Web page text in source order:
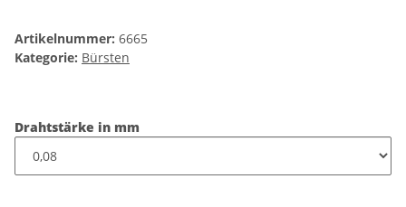
Artikelnummer: 6665
Kategorie: Bürsten
Drahtstärke in mm